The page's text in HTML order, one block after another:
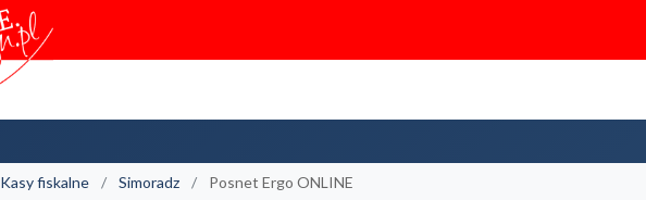
Kasy fiskalne Simoradz Posnet Ergo ONLINE